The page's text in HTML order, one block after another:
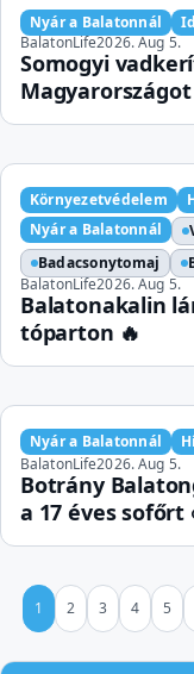
Nyár a Balatonnál
BalatonLife2026. Aug 5.
Somogyi
Környezetvédelem
Nyár a Balatonnál
Badacsonytomaj
BalatonLife2026. Aug 5.
Balatonakalin
tóparton 🔥
Nyár a Balatonnál
BalatonLife2026. Aug 5.
Botrány
a 17 éves sofőrt
Pagination
Page
1 Page
2 Page
3 Page
4 Page
5